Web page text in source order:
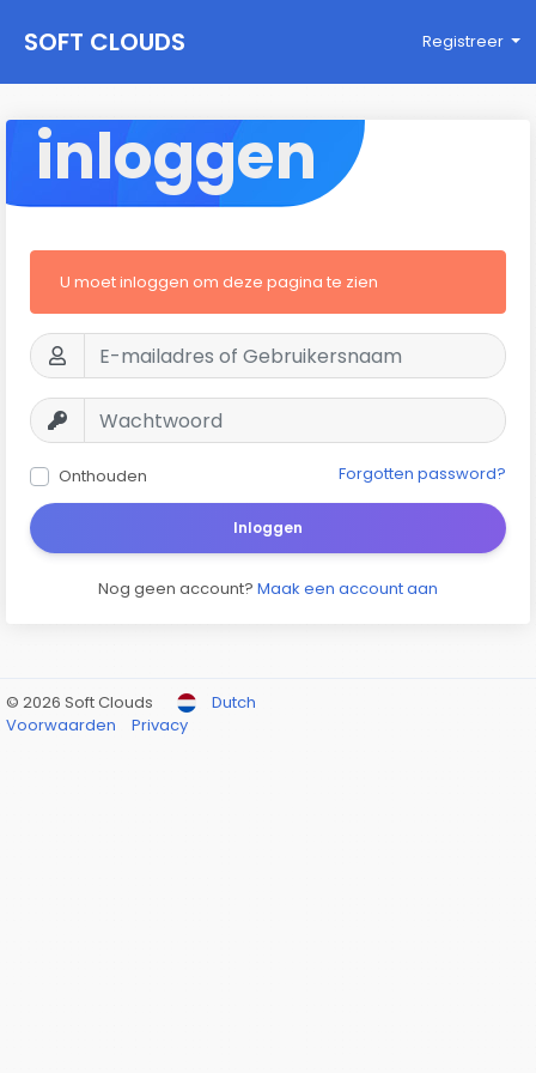
SOFT CLOUDS Registreer
inloggen
U moet inloggen om deze pagina te zien
Onthouden Forgotten password?
Inloggen
Nog geen account? Maak een account aan
© 2026 Soft Clouds
Dutch
Voorwaarden
Privacy